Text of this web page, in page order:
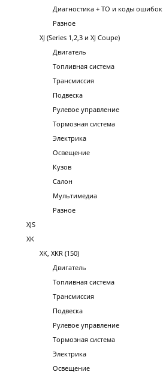
Диагностика + ТО и коды ошибок
Разное
XJ (Series 1,2,3 и XJ Coupe)
Двигатель
Топливная система
Трансмиссия
Подвеска
Рулевое управление
Тормозная система
Электрика
Освещение
Кузов
Салон
Мультимедиа
Разное
XJS
XK
XK, XKR (150)
Двигатель
Топливная система
Трансмиссия
Подвеска
Рулевое управление
Тормозная система
Электрика
Освещение